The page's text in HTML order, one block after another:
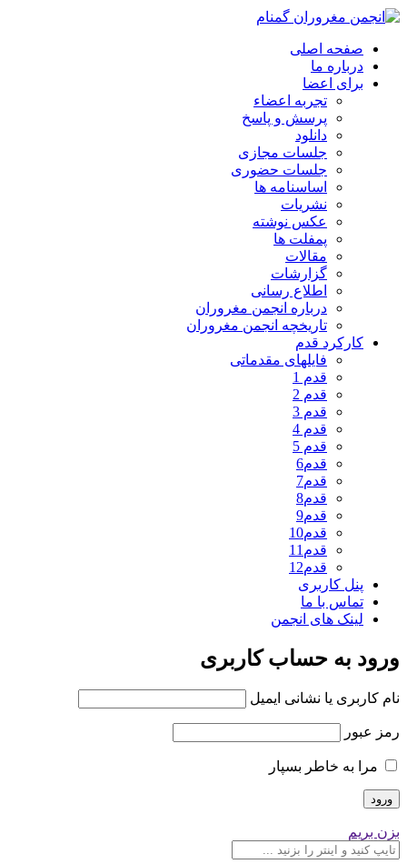
صفحه اصلی
درباره ما
برای اعضا
تجربه اعضاء
پرسش و پاسخ
دانلود
جلسات مجازی
جلسات حضوری
اساسنامه ها
نشریات
عکس نوشته
پمفلت ها
مقالات
گزارشات
اطلاع رسانی
درباره انجمن مغروران
تاریخچه انجمن مغروران
کارکرد قدم
فایلهای مقدماتی
قدم 1
قدم 2
قدم 3
قدم 4
قدم 5
قدم6
قدم7
قدم8
قدم9
قدم10
قدم11
قدم12
پنل کاربری
تماس با ما
لینک های انجمن
ورود به حساب کاربری
نام کاربری یا نشانی ایمیل
رمز عبور
مرا به خاطر بسپار
بزن بریم